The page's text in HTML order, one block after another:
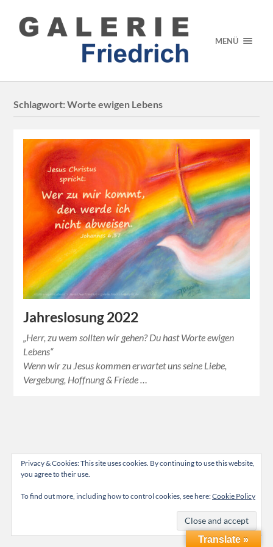
MENÜ
Schlagwort:Worte ewigen Lebens
Jahreslosung 2022
„Herr, zu wem sollten wir gehen? Du hast Worte ewigen
Lebens“
Wenn wir zu Jesus kommen erwartet uns seine Liebe,
Vergebung, Hoffnung & Friede …
Translate »
Privacy & Cookies: This site uses cookies. By continuing to use this website,
you agree to their use.
To find out more, including how to control cookies, see here:Cookie Policy